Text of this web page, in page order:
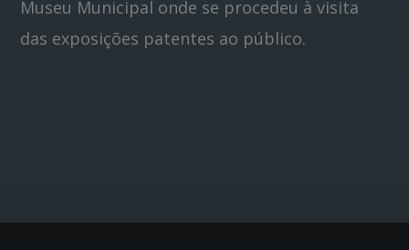
Museu Municipal onde se procedeu à visita
das exposições patentes ao público.